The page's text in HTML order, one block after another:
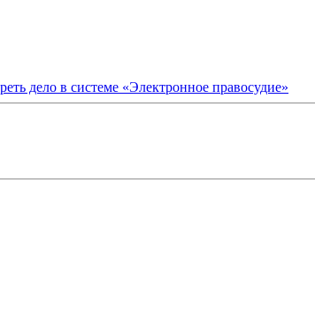
дело в системе «Электронное правосудие»